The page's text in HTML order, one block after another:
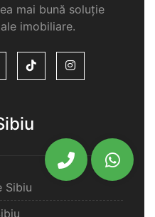
mai bună soluție
imobiliare.
Sibiu